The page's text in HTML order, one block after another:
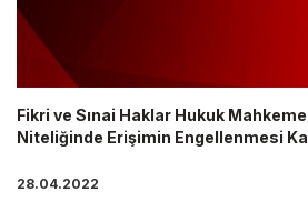
Fikri ve Sınai Haklar Hukuk
Niteliğinde Erişimin Engellenmesi
28.04.2022